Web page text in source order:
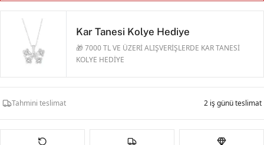
Kar Tanesi Kolye Hediye
🎁 7000 TL VE ÜZERİ ALIŞVERİŞLERDE KAR TANESİ
KOLYE HEDİYE
Tahmini teslimat 2 iş günü teslimat